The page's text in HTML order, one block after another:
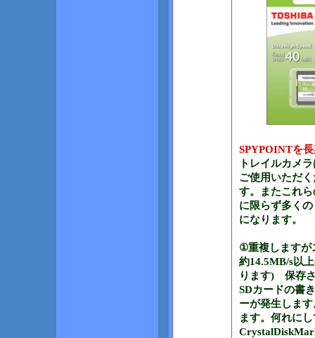
SPYPOINTを
トレイルカメ
ご使用いただ
す。またこれ
に限らず多く
になります。
①重複しますが
約14.5MB/s以
ります) 保存
SDカードの書
ーが発生しま
ます。何れに